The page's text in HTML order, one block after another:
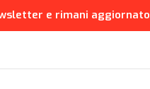
e rimani aggiornato